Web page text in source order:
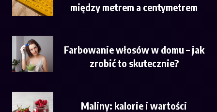
między metrem a centymetrem
Farbowanie włosów w domu – jak
zrobić to skutecznie?
Maliny: kalorie i wartości